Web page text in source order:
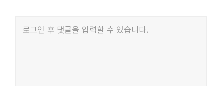
로그인 후 댓글을 입력할 수 있습니다.